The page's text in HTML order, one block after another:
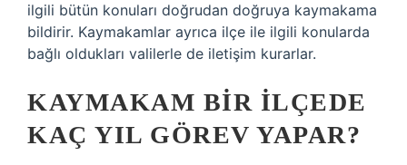
ilgili bütün konuları doğrudan doğruya kaymakama
bildirir. Kaymakamlar ayrıca ilçe ile ilgili konularda
bağlı oldukları valilerle de iletişim kurarlar.
KAYMAKAM BIR ILÇEDE
KAÇ YIL GÖREV YAPAR?